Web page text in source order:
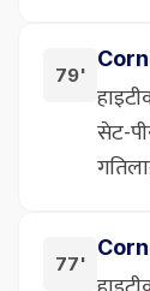
79'
सेट-
77'